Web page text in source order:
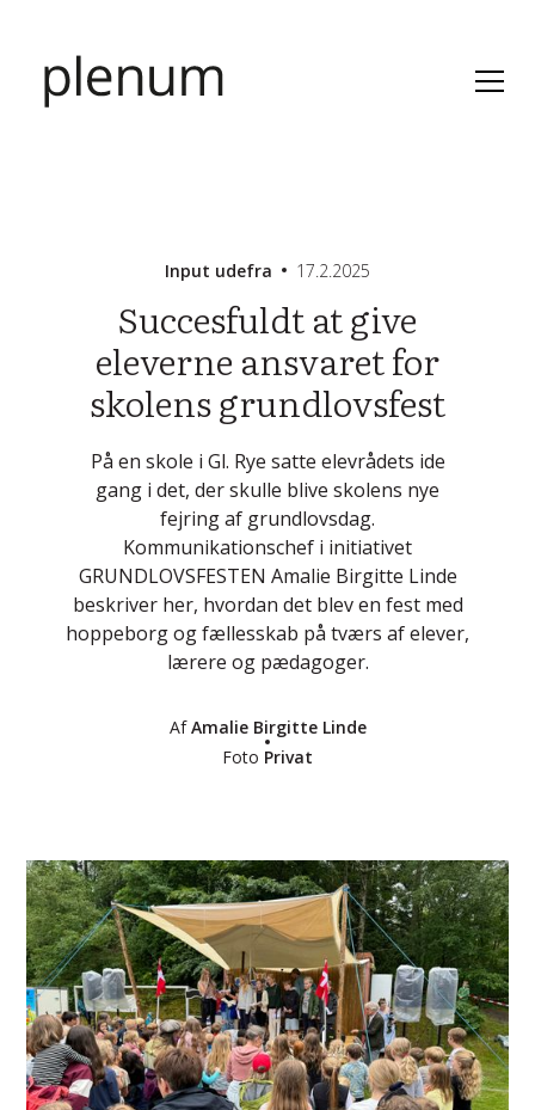
Input udefra 17.2.2025
Succesfuldt at give
eleverne ansvaret for
skolens grundlovsfest
På en skole i Gl. Rye satte elevrådets ide
gang i det, der skulle blive skolens nye
fejring af grundlovsdag.
Kommunikationschef i initiativet
GRUNDLOVSFESTEN Amalie Birgitte Linde
beskriver her, hvordan det blev en fest med
hoppeborg og fællesskab på tværs af elever,
lærere og pædagoger.
Af Amalie Birgitte Linde
Foto Privat